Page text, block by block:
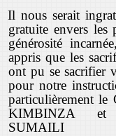
Il nous serait
gratuite envers les
générosité
appris que les
ont pu se sacrifier
pour notre
particulièrement
KIMBINZA et
SUMAILI